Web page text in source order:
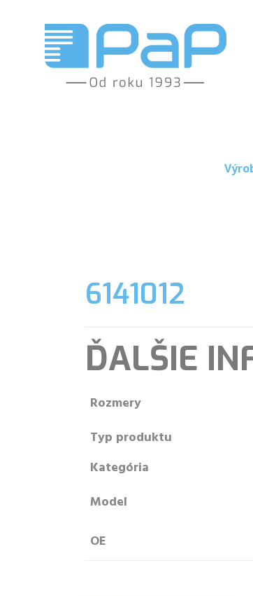
6141012
ĎALŠIE
Rozmery
Typ produktu
Kategória
Model
OE